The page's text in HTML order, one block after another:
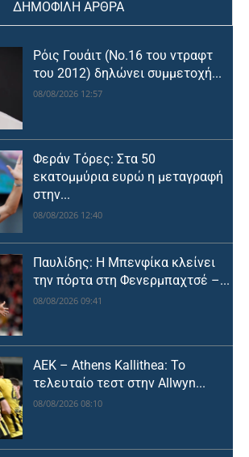
ΔΗΜΟΦΙΛΗ ΑΡΘΡΑ
Ρόις Γουάιτ (Νο.16 του ντραφτ
του 2012) δηλώνει συμμετοχή...
08/08/2026 12:57
Φεράν Τόρες: Στα 50
εκατομμύρια ευρώ η μεταγραφή
στην...
08/08/2026 12:40
Παυλίδης: Η Μπενφίκα κλείνει
την πόρτα στη Φενερμπαχτσέ –...
08/08/2026 09:41
ΑΕΚ – Athens Kallithea: Το
τελευταίο τεστ στην Allwyn...
08/08/2026 08:10